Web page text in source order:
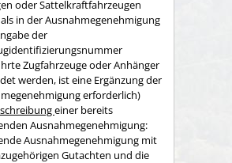
oder Sattelkraftfahrzeugen
in der Ausnahmegenehmigung
der
Zugfahrzeuge oder Anhänger
werden, ist eine Ergänzung der
erforderlich)
einer bereits
Ausnahmegenehmigung:
Ausnahmegenehmigung mit
Gutachten und die